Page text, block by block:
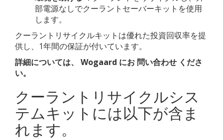
部電源なしでクーラントセーバーキットを使用
します。
クーラントリサイクルキットは優れた投資回収率を提
供し、1年間の保証が付いています。
詳細については、
Wogaard にお 問い合わせ くださ
い。
クーラントリサイクルシス
テムキットには以下が含ま
れます。